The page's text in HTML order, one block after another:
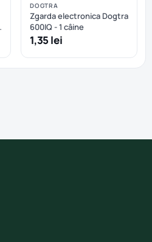
DOGTRA
Zgarda electronica Dogtra
600IQ - 1 câine
1,35 lei